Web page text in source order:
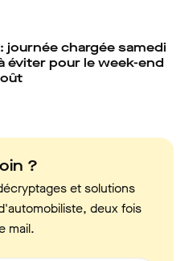
journée chargée samedi
éviter pour le week-end
?
et solutions
deux fois
mail.